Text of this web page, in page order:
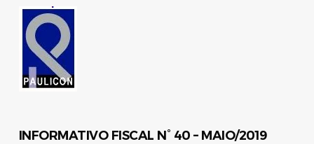
INFORMATIVO FISCAL N° 40 – MAIO/2019